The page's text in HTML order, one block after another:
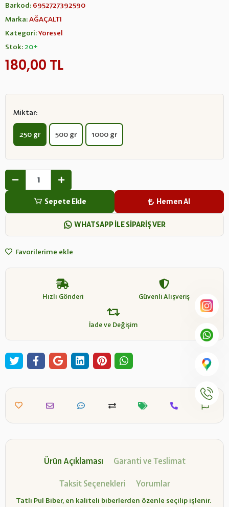
Barkod: 6952727392590
Marka:AĞAÇALTI
Kategori:Yöresel
Stok:20+
180,00 TL
Miktar:
250 gr 500 gr 1000 gr
Sepete Ekle Hemen Al
WHATSAPP İLE SİPARİŞ VER
Favorilerime ekle
Hızlı Gönderi Güvenli Alışveriş
İade ve Değişim
Ürün Açıklaması Garanti ve Teslimat
Taksit Seçenekleri Yorumlar
Tatlı Pul Biber, en kaliteli biberlerden özenle seçilip işlenir.